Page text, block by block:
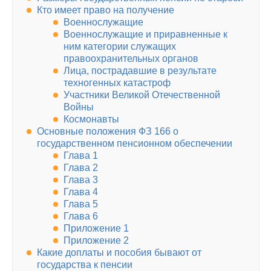
Кто имеет право на получение
Военнослужащие
Военнослужащие и приравненные к
ним категории служащих
правоохранительных органов
Лица, пострадавшие в результате
техногенных катастроф
Участники Великой Отечественной
Войны
Космонавты
Основные положения ФЗ 166 о
государственном пенсионном обеспечении
Глава 1
Глава 2
Глава 3
Глава 4
Глава 5
Глава 6
Приложение 1
Приложение 2
Какие доплаты и пособия бывают от
государства к пенсии